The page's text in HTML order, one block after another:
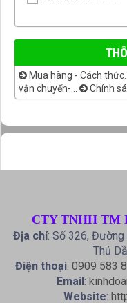
Mua hàng - Cách thức...
vận chuyển-...
Chính
CTY TNHH TM
Địa chỉ: Số 326, Đường
Thủ
Điện thoại: 0909 583
Email:
Website: